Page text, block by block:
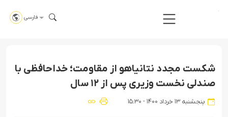
فارسی
شکست مجدد نتانیاهو از مقاومت؛ خداحافظی با
صندلی نخست وزیری پس از ۱۲ سال
پنجشنبه ۱۳ خرداد ۱۴۰۰ - ۱۵:۳۰